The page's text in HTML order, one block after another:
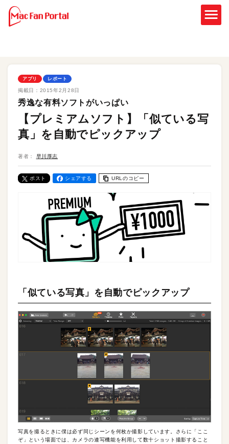
アプリ レポート
掲載日： 2015年2月28日
秀逸な有料ソフトがいっぱい
【プレミアムソフト】「似ている写
真」を自動でピックアップ
著者： 早川厚志
ポスト シェアする URLのコピー
「似ている写真」を自動でピックアップ
写真を撮るときに僕は必ず同じシーンを何枚か撮影しています。さらに「ここ
ぞ」という場面では、カメラの連写機能を利用して数十ショット撮影すること